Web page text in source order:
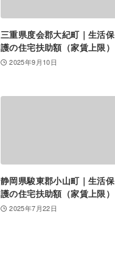
三重県度会郡大紀町｜生活保
護の住宅扶助額（家賃上限）
2025年9月10日
静岡県駿東郡小山町｜生活保
護の住宅扶助額（家賃上限）
2025年7月22日